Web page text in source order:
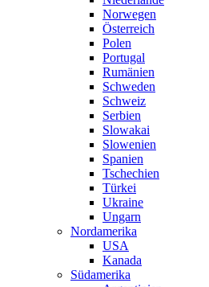
Norwegen
Österreich
Polen
Portugal
Rumänien
Schweden
Schweiz
Serbien
Slowakai
Slowenien
Spanien
Tschechien
Türkei
Ukraine
Ungarn
Nordamerika
USA
Kanada
Südamerika